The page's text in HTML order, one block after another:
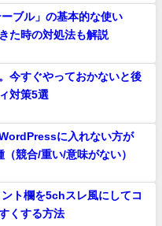
ブル」の基本的な使い
た時の対処法も解説
今すぐやっておかないと後
対策5選
に入れない方が
競合/重い/意味がない）
ト欄を5chスレ風にしてコ
くする方法